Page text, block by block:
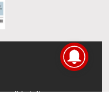
directamente en